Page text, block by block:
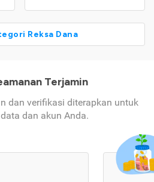
Reksa Dana
Terjamin
dan verifikasi diterapkan untuk
dan akun Anda.